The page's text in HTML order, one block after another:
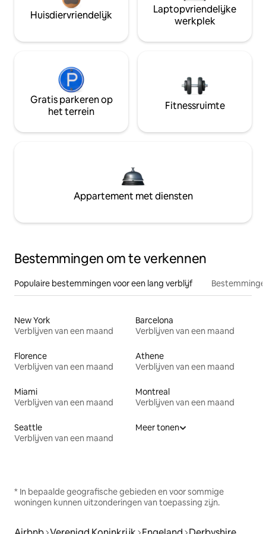
Huisdiervriendelijk
Laptopvriendelijke
werkplek
Gratis parkeren op
het terrein
Fitnessruimte
Appartement met diensten
Bestemmingen om te verkennen
Populaire bestemmingen voor een lang verblijf
New York
Verblijven van een maand
Barcelona
Verblijven van een maand
Florence
Verblijven van een maand
Athene
Verblijven van een maand
Miami
Verblijven van een maand
Montreal
Verblijven van een maand
Seattle
Verblijven van een maand
Meer tonen
* In bepaalde geografische gebieden en voor sommige
woningen kunnen uitzonderingen van toepassing zijn.